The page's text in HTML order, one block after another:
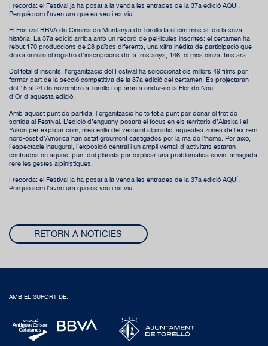
I recorda: el Festival ja ha posat a la venda les entrades de la 37a edició AQUÍ.
Perquè som l'aventura que es veu i es viu!
El Festival BBVA de Cinema de Muntanya de Torelló fa el cim més alt de la seva
història. La 37a edició arriba amb un rècord de pel·lícules inscrites: el certamen ha
rebut 170 produccions de 28 països diferents, una xifra inèdita de participació que
deixa enrere el registre d’inscripcions de fa tres anys, 146, el més elevat fins ara.
Del total d’inscrits, l’organització del Festival ha seleccionat els millors 49 films per
formar part de la secció competitiva de la 37a edició del certamen. Es projectaran
del 15 al 24 de novembre a Torelló i optaran a endur-se la Flor de Neu
d’Or d’aquesta edició.
Amb aquest punt de partida, l’organització ho té tot a punt per donar el tret de
sortida al Festival. L’edició d’enguany posarà el focus en els territoris d’Alaska i el
Yukon per explicar com, més enllà del vessant alpinístic, aquestes zones de l’extrem
nord-oest d’Amèrica han estat greument castigades per la mà de l’home. Per això,
l’espectacle inaugural, l’exposició central i un ampli ventall d’activitats estaran
centrades en aquest punt del planeta per explicar una problemàtica sovint amagada
rere les gestes alpinístiques.
I recorda: el Festival ja ha posat a la venda les entrades de la 37a edició AQUÍ.
Perquè som l'aventura que es veu i es viu!
RETORN A NOTICIES
AMB EL SUPORT DE: